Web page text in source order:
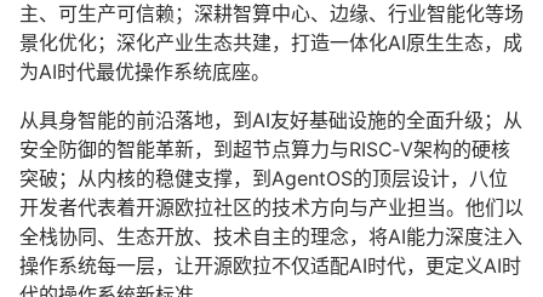
主、可生产可信赖；深耕智算中心、边缘、行业智能化等场
景化优化；深化产业生态共建，打造一体化AI原生生态，成
为AI时代最优操作系统底座。
从具身智能的前沿落地，到AI友好基础设施的全面升级；从
安全防御的智能革新，到超节点算力与RISC‑V架构的硬核
突破；从内核的稳健支撑，到AgentOS的顶层设计，八位
开发者代表着开源欧拉社区的技术方向与产业担当。他们以
全栈协同、生态开放、技术自主的理念，将AI能力深度注入
操作系统每一层，让开源欧拉不仅适配AI时代，更定义AI时